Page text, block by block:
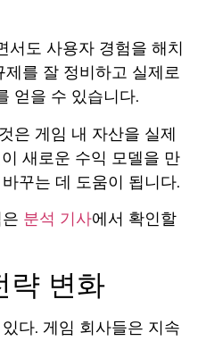
서도 사용자 경험을 해치
를 잘 정비하고 실제로
얻을 수 있습니다.
은 게임 내 자산을 실제
새로운 수익 모델을 만
꾸는 데 도움이 됩니다.
분석 기사에서 확인할
략 변화
다. 게임 회사들은 지속